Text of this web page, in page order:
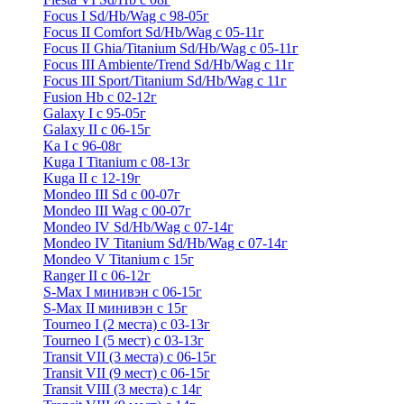
Focus I Sd/Hb/Wag с 98-05г
Focus II Comfort Sd/Hb/Wag с 05-11г
Focus II Ghia/Titanium Sd/Hb/Wag с 05-11г
Focus III Ambiente/Trend Sd/Hb/Wag с 11г
Focus III Sport/Titanium Sd/Hb/Wag с 11г
Fusion Hb с 02-12г
Galaxy I с 95-05г
Galaxy II c 06-15г
Ka I с 96-08г
Kuga I Titanium с 08-13г
Kuga II c 12-19г
Mondeo III Sd с 00-07г
Mondeo III Wag с 00-07г
Mondeo IV Sd/Hb/Wag с 07-14г
Mondeo IV Titanium Sd/Hb/Wag с 07-14г
Mondeo V Titanium с 15г
Ranger II с 06-12г
S-Max I минивэн с 06-15г
S-Max II минивэн с 15г
Tourneo I (2 места) с 03-13г
Tourneo I (5 мест) с 03-13г
Transit VII (3 места) с 06-15г
Transit VII (9 мест) с 06-15г
Transit VIII (3 места) с 14г